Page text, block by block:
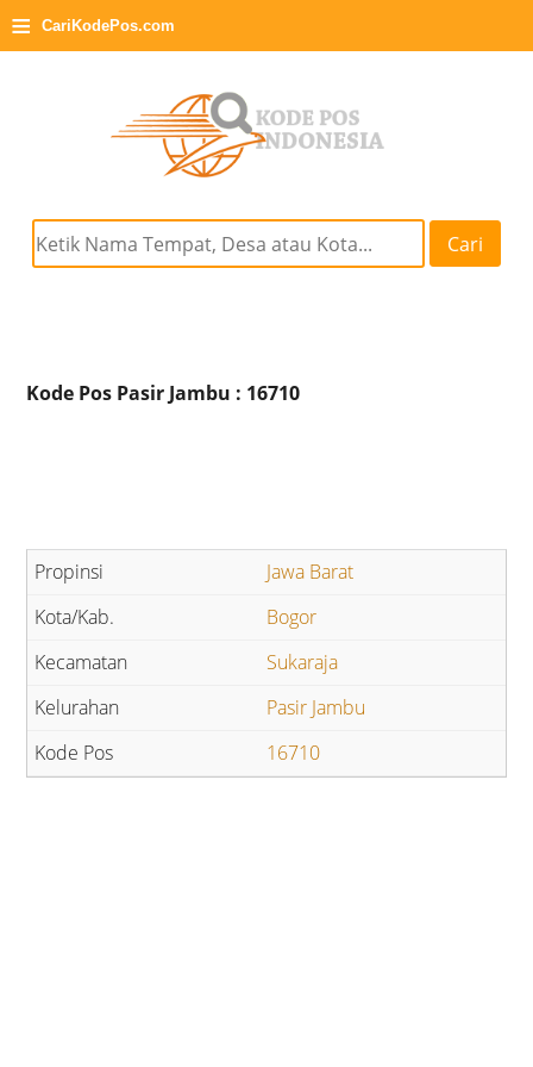
≡ CariKodePos.com
Cari
Kode Pos Pasir Jambu : 16710
Jawa Barat
Bogor
Sukaraja
Pasir Jambu
16710